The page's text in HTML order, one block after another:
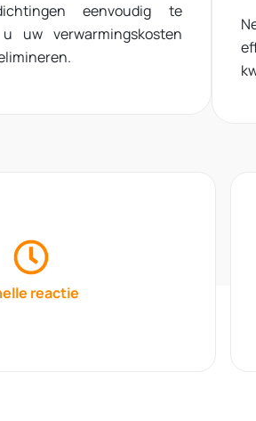
eenvoudig te
uw verwarmingskosten
reactie